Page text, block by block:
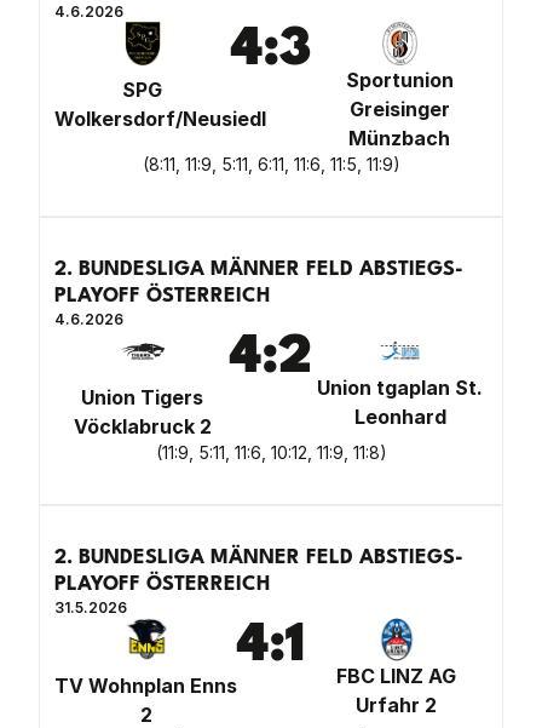
4.6.2026
SPG
Wolkersdorf/Neusiedl
4:3
Sportunion
Greisinger
Münzbach
(8:11, 11:9, 5:11, 6:11, 11:6, 11:5, 11:9)
2. BUNDESLIGA MÄNNER FELD ABSTIEGS-
PLAYOFF ÖSTERREICH
4.6.2026
Union Tigers
Vöcklabruck 2
4:2
Union tgaplan St.
Leonhard
(11:9, 5:11, 11:6, 10:12, 11:9, 11:8)
2. BUNDESLIGA MÄNNER FELD ABSTIEGS-
PLAYOFF ÖSTERREICH
31.5.2026
TV Wohnplan Enns
2
4:1
FBC LINZ AG
Urfahr 2